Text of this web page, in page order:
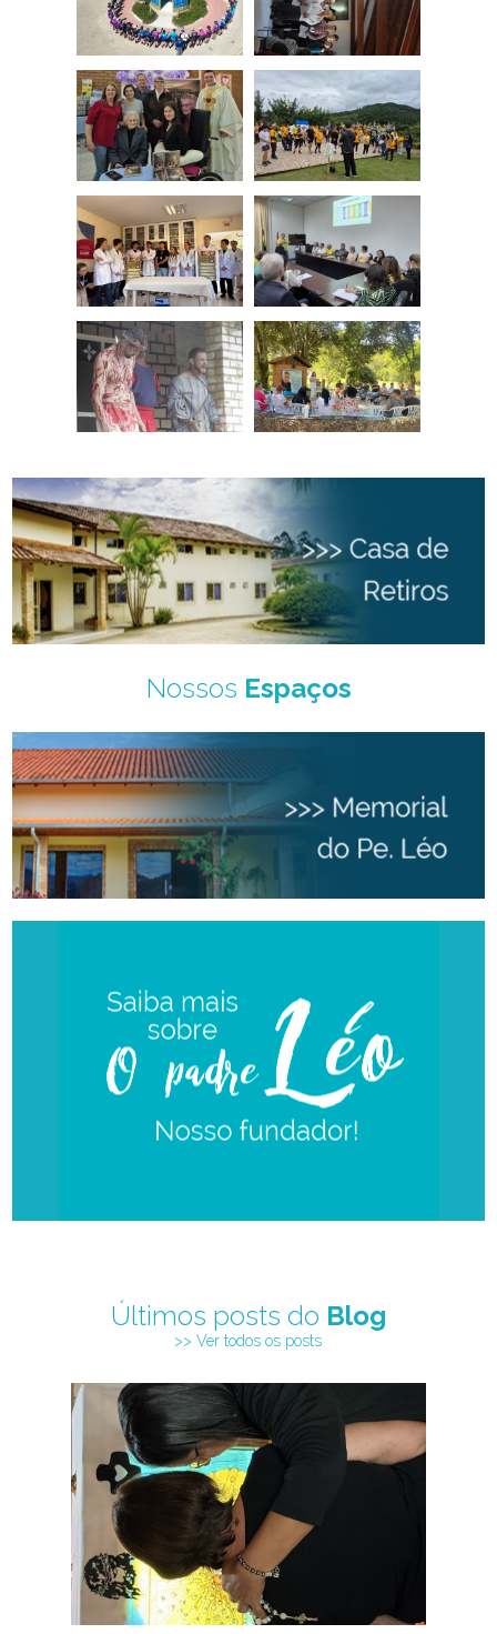
Nossos Espaços
Últimos posts do Blog
>> Ver todos os posts